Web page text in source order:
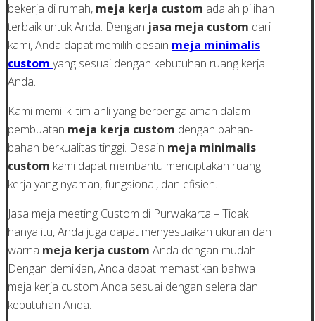
bekerja di rumah, meja kerja custom adalah pilihan
terbaik untuk Anda. Dengan jasa meja custom dari
kami, Anda dapat memilih desain meja minimalis
custom yang sesuai dengan kebutuhan ruang kerja
Anda.
Kami memiliki tim ahli yang berpengalaman dalam
pembuatan meja kerja custom dengan bahan-
bahan berkualitas tinggi. Desain meja minimalis
custom kami dapat membantu menciptakan ruang
kerja yang nyaman, fungsional, dan efisien.
Jasa meja meeting Custom di Purwakarta – Tidak
hanya itu, Anda juga dapat menyesuaikan ukuran dan
warna meja kerja custom Anda dengan mudah.
Dengan demikian, Anda dapat memastikan bahwa
meja kerja custom Anda sesuai dengan selera dan
kebutuhan Anda.